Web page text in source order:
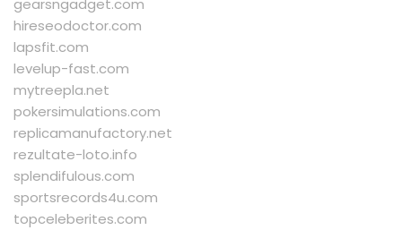
gearsngadget.com
hireseodoctor.com
lapsfit.com
levelup-fast.com
mytreepla.net
pokersimulations.com
replicamanufactory.net
rezultate-loto.info
splendifulous.com
sportsrecords4u.com
topceleberites.com